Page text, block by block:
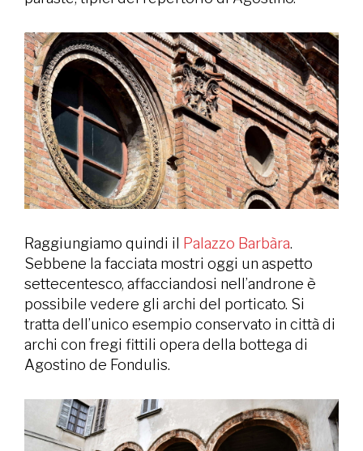
Raggiungiamo quindi il Palazzo Barbàra.
Sebbene la facciata mostri oggi un aspetto
settecentesco, affacciandosi nell’androne è
possibile vedere gli archi del porticato. Si
tratta dell’unico esempio conservato in città di
archi con fregi fittili opera della bottega di
Agostino de Fondulis.